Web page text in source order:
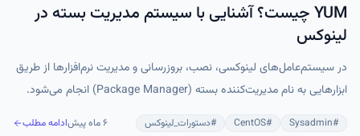
YUM چیست؟ آشنایی با سیستم مدیریت بسته در
لینوکس
در سیستم‌عامل‌های لینوکسی، نصب، بروزرسانی و مدیریت نرم‌افزارها از طریق
ابزارهایی به نام مدیریت‌کننده بسته (Package Manager) انجام می‌شود.
#
Sysadmin
#
CentOS
#دستورات_لینوکس ۶ ماه پیش ادامه مطلب